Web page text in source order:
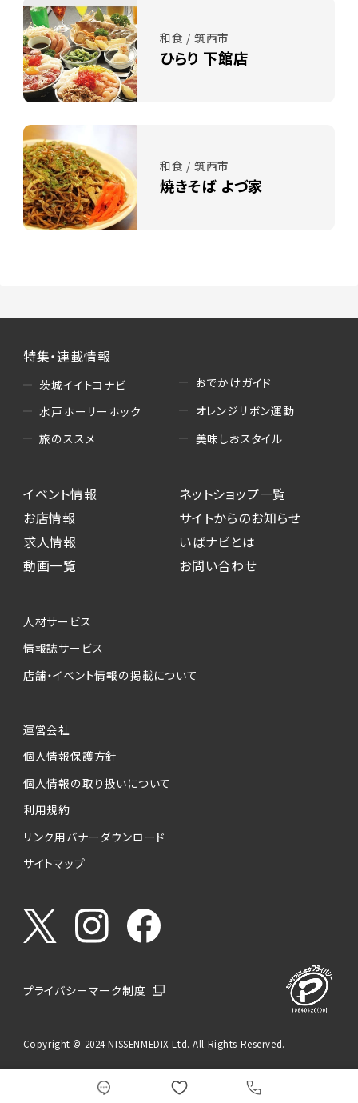
和食 / 筑西市
ひらり 下館店
和食 / 筑西市
焼きそば よづ家
特集・連載情報
茨城イイトコナビ
水戸ホーリーホック
旅のススメ
おでかけガイド
オレンジリボン運動
美味しおスタイル
イベント情報
お店情報
求人情報
動画一覧
ネットショップ一覧
サイトからのお知らせ
いばナビとは
お問い合わせ
人材サービス
情報誌サービス
店舗・イベント情報の掲載について
運営会社
個人情報保護方針
個人情報の取り扱いについて
利用規約
リンク用バナーダウンロード
サイトマップ
プライバシーマーク制度
Copyright © 2024 NISSENMEDIX Ltd. All Rights Reserved.